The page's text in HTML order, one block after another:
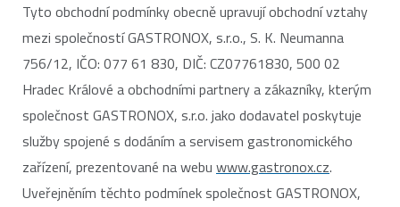
Tyto obchodní podmínky obecně upravují obchodní vztahy
mezi společností GASTRONOX, s.r.o., S. K. Neumanna
756/12, IČO: 077 61 830, DIČ: CZ07761830, 500 02
Hradec Králové a obchodními partnery a zákazníky, kterým
společnost GASTRONOX, s.r.o. jako dodavatel poskytuje
služby spojené s dodáním a servisem gastronomického
zařízení, prezentované na webu www.gastronox.cz.
Uveřejněním těchto podmínek společnost GASTRONOX,